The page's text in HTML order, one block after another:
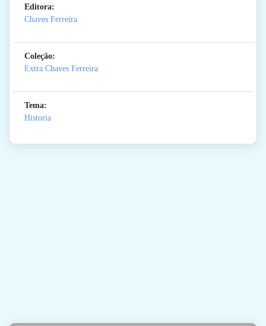
Editora:
Chaves Ferreira
Coleção:
Extra Chaves Ferreira
Tema:
Historia